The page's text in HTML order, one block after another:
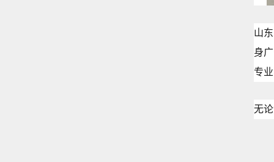
山
身
专
无